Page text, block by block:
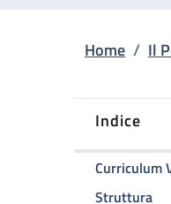
Home / Il
Indice
Curriculum
Struttura